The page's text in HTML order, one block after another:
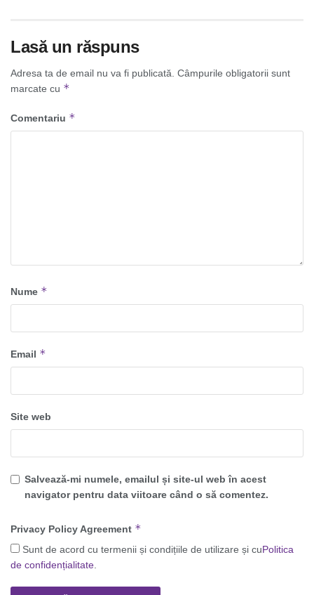
Lasă un răspuns
Adresa ta de email nu va fi publicată. Câmpurile obligatorii sunt
marcate cu *
Comentariu *
Nume *
Email *
Site web
Salvează-mi numele, emailul și site-ul web în acest
navigator pentru data viitoare când o să comentez.
Privacy Policy Agreement *
Sunt de acord cu termenii și condițiile de utilizare și cuPolitica
de confidențialitate.